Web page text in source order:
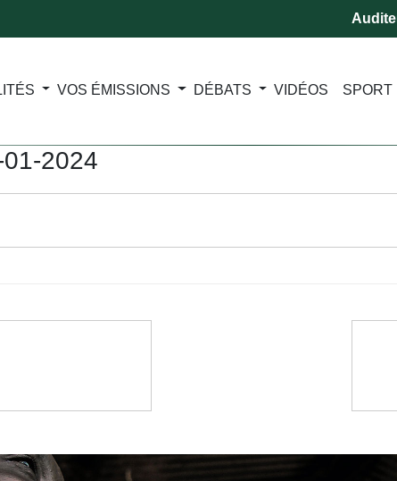
VOS ÉMISSIONS DÉBATS VIDÉOS SPORT
2024